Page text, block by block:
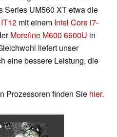
Series UM560 XT etwa die
mit einem Intel Core i7-
Morefine M600 6600U in
liefert unser
eine bessere Leistung, die
Prozessoren finden Sie hier.